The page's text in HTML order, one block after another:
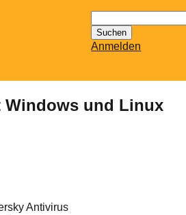
nach:
Anmelden
Windows und Linux
Antivirus